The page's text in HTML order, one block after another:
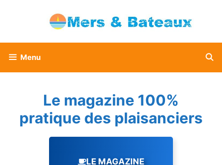
Menu
Le magazine 100%
pratique des plaisanciers
LE MAGAZINE